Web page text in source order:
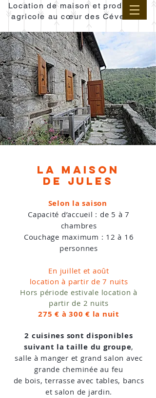
Location de maison et production
agricole au cœur des Cévennes
la maison
de jules
Selon la saison
Capacité d’accueil : de 5 à 7
chambres
Couchage maximum : 12 à 16
personnes
En juillet et août
location à partir de 7 nuits
Hors période estivale location à
partir de 2 nuits
275 € à 300 € la nuit
2 cuisines sont disponibles
suivant la taille du groupe,
salle à manger et grand salon avec
grande cheminée au feu
de bois, terrasse avec tables, bancs
et salon de jardin.